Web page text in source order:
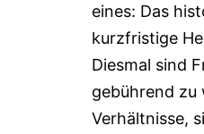
eines: Das
kurzfristige
Diesmal sind
gebührend zu
Verhältnisse,